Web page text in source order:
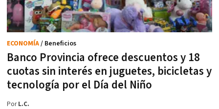
Banco Provincia ofrece descuentos y 18
cuotas sin interés en juguetes, bicicletas y
tecnología por el Día del Niño
ECONOMÍA/ Beneficios
PorL.C.